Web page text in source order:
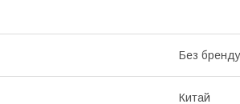
Без бренду
Китай